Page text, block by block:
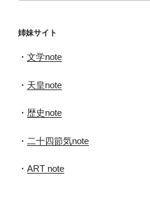
ブ
姉妹サイト
・ 文学note
・ 天皇note
・ 歴史note
・ 二十四節気note
・ ART note